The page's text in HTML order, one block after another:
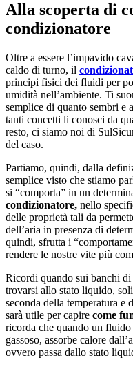
Alla scoperta di
condizionatore
Oltre a essere l’impavido
caldo di turno, il
principi fisici dei fluidi per
umidità nell’ambiente. Ti
semplice di quanto sembri e
tanti concetti li conosci da
resto, ci siamo noi di
del caso.
Partiamo, quindi, dalla
semplice visto che stiamo
si “comporta” in un
condizionatore, nello
delle proprietà tali da
dell’aria in presenza di
quindi, sfrutta i
rendere le nostre vite più
Ricordi quando sui banchi
trovarsi allo stato liquido,
seconda della temperatura e
sarà utile per capire come
ricorda che quando un
gassoso, assorbe calore
ovvero passa dallo stato